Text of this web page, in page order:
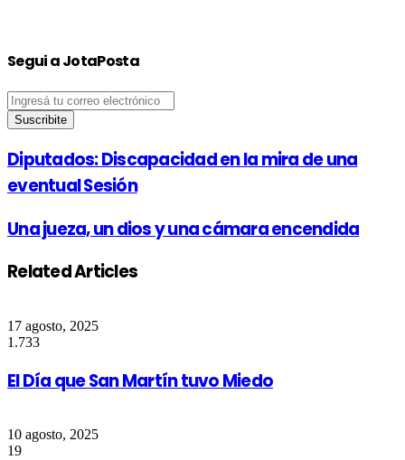
Segui a JotaPosta
Ingresá
tu
correo
Diputados: Discapacidad en la mira de una
eventual Sesión
Una jueza, un dios y una cámara encendida
Related Articles
17 agosto, 2025
1.733
El Día que San Martín tuvo Miedo
10 agosto, 2025
19